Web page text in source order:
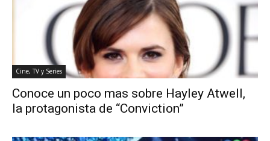
Cine, TV y Series
Conoce un poco mas sobre Hayley Atwell,
la protagonista de “Conviction”